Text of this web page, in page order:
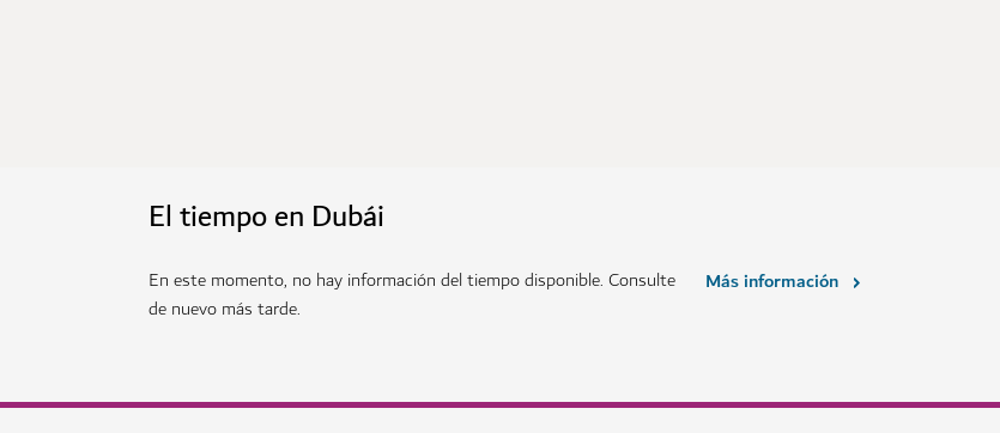
El tiempo en Dubái
En este momento, no hay información del tiempo disponible. Consulte
de nuevo más tarde.
Más información